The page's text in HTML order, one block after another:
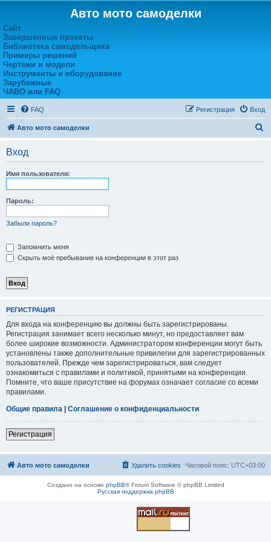
Авто мото самоделки
Сайт
Завершенные проекты
Библиотека самодельщика
Примеры решений
Чертежи и модели
Инструменты и оборудование
Зарубежные
ЧАВО или FAQ
FAQ Вход
Регистрация
Авто мото самоделки
Вход
Имя пользователя:
Пароль:
Забыли пароль?
Запомнить меня
Скрыть моё пребывание на конференции в этот раз
РЕГИСТРАЦИЯ
Для входа на конференцию вы должны быть зарегистрированы.
Регистрация занимает всего несколько минут, но предоставляет вам
более широкие возможности. Администратором конференции могут быть
установлены также дополнительные привилегии для зарегистрированных
пользователей. Прежде чем зарегистрироваться, вам следует
ознакомиться с правилами и политикой, принятыми на конференции.
Помните, что ваше присутствие на форумах означает согласие со всеми
правилами.
Общие правила | Соглашение о конфиденциальности
Регистрация
Авто мото самоделки Часовой пояс: UTC+03:00
Удалить cookies
Создано на основе phpBB® Forum Software © phpBB Limited
Русская поддержка phpBB